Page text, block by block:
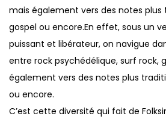
mais également vers des notes plus
gospel ou encore.En effet, sous un
puissant et libérateur, on navigue
entre rock psychédélique, surf rock,
également vers des notes plus
ou encore.
C’est cette diversité qui fait de